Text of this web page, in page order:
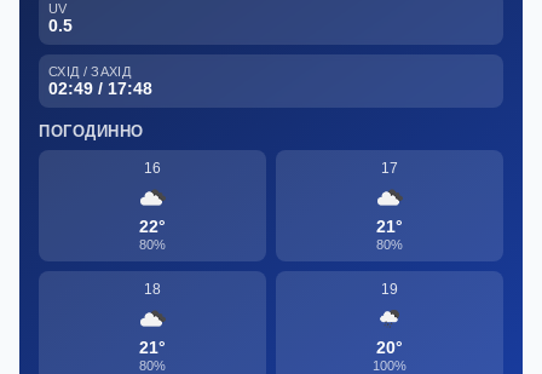
UV
0.5
СХІД / ЗАХІД
02:49 / 17:48
ПОГОДИННО
16
22°
80%
17
21°
80%
18
21°
80%
19
20°
100%